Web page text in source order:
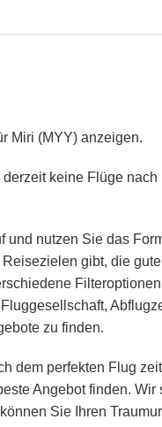
Miri (MYY) anzeigen.
keine Flüge
und nutzen Sie das
gibt, die
zu finden.
dem perfekten Flug
Angebot finden.
Sie Ihren